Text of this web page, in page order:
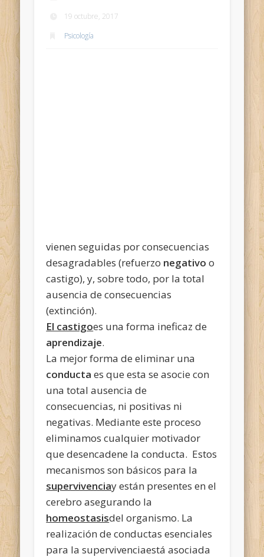
19 octubre, 2017
Psicología
vienen seguidas por consecuencias
desagradables (refuerzo negativo o
castigo), y, sobre todo, por la total
ausencia de consecuencias
(extinción).
El castigoes una forma ineficaz de
aprendizaje.
La mejor forma de eliminar una
conducta es que esta se asocie con
una total ausencia de
consecuencias, ni positivas ni
negativas. Mediante este proceso
eliminamos cualquier motivador
que desencadene la conducta. Estos
mecanismos son básicos para la
supervivenciay están presentes en el
cerebro asegurando la
homeostasisdel organismo. La
realización de conductas esenciales
para la supervivenciaestá asociada